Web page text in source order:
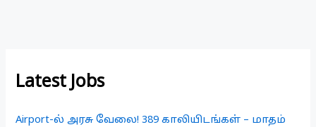
Latest Jobs
Airport-ல் அரசு வேலை! 389 காலியிடங்கள் – மாதம்